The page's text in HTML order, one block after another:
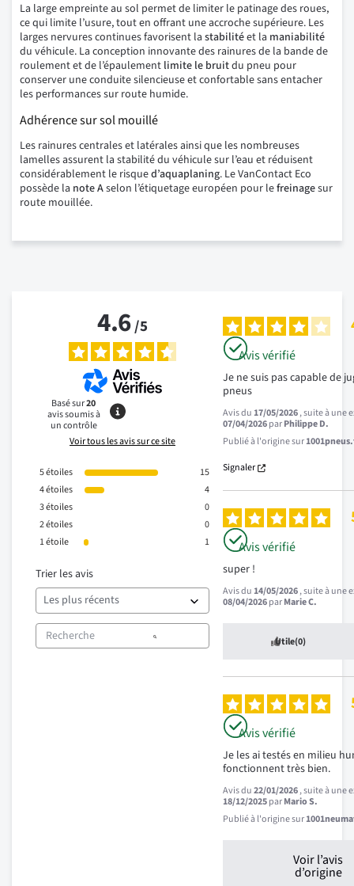
La large empreinte au sol permet de limiter le patinage des roues,
ce qui limite l’usure, tout en offrant une accroche supérieure. Les
larges nervures continues favorisent la stabilitéet la maniabilité
du véhicule. La conception innovante des rainures de la bande de
roulement et de l’épaulement limite le bruitdu pneu pour
conserver une conduite silencieuse et confortable sans entacher
les performances sur route humide.
Adhérence sur sol mouillé
Les rainures centrales et latérales ainsi que les nombreuses
lamelles assurent la stabilité du véhicule sur l’eau et réduisent
considérablement le risqued’aquaplaning. Le VanContact Eco
possède la note Aselon l’étiquetage européen pour lefreinagesur
route mouillée.
4.6/5
Basé sur20
avis soumis à
un contrôle
Voir tous les avis sur ce site
5étoiles
15
4étoiles
4
3étoiles
0
2étoiles
0
1étoile 1
Trier les avis
Avis vérifié
Je ne suis pas capable de
pneus
Avis du17/05/2026, suite à une
07/04/2026parPhilippe D.
Publié à l'origine sur
Signaler
Avis vérifié
super !
Avis du14/05/2026, suite à une
08/04/2026parMarie C.
Utile(0)
Avis vérifié
Je les ai testés en milieu
fonctionnent très bien.
Avis du22/01/2026, suite à une
18/12/2025parMario S.
Publié à l'origine sur
Voir l’avis
d’origine